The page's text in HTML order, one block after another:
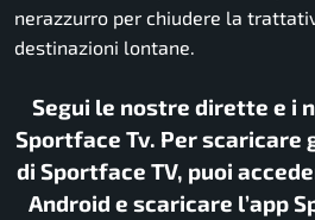
nerazzurro per chiudere la
destinazioni lontane.
Segui le nostre dirette e i
Sportface Tv. Per scaricare
di Sportface TV, puoi
Android e scaricare l’app